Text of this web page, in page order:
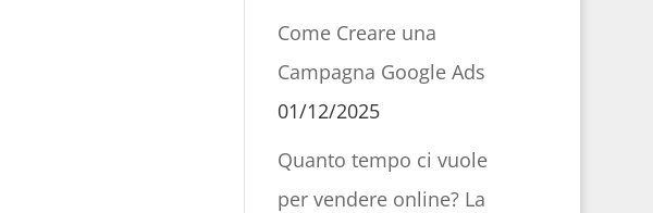
Come Creare una
Campagna Google Ads
01/12/2025
Quanto tempo ci vuole
per vendere online? La